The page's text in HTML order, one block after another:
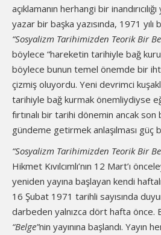
açıklamanın herhangi bir
yazar bir başka yazısında, 1971 yılı
“Sosyalizm Tarihimizden Teorik Bir
böylece “hareketin tarihiyle bağ
böylece bunun temel önemde bir
çizmiş oluyordu. Yeni devrimci
tarihiyle bağ kurmak önemliydiyse
fırtınalı bir tarihi dönemin ancak son
gündeme getirmek anlaşılması güç
“Sosyalizm Tarihimizden Teorik Bir
Hikmet Kıvılcımlı’nın 12 Mart’ı
yeniden yayına başlayan kendi
16 Şubat 1971 tarihli sayısında
darbeden yalnızca dört hafta önce.
“Belge”nin yayınına başlandı. Yayın